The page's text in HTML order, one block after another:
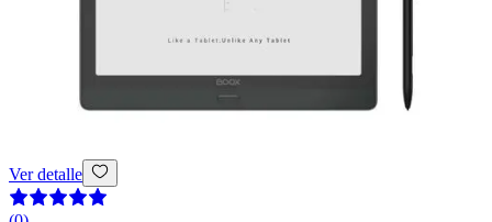
Ver detalle